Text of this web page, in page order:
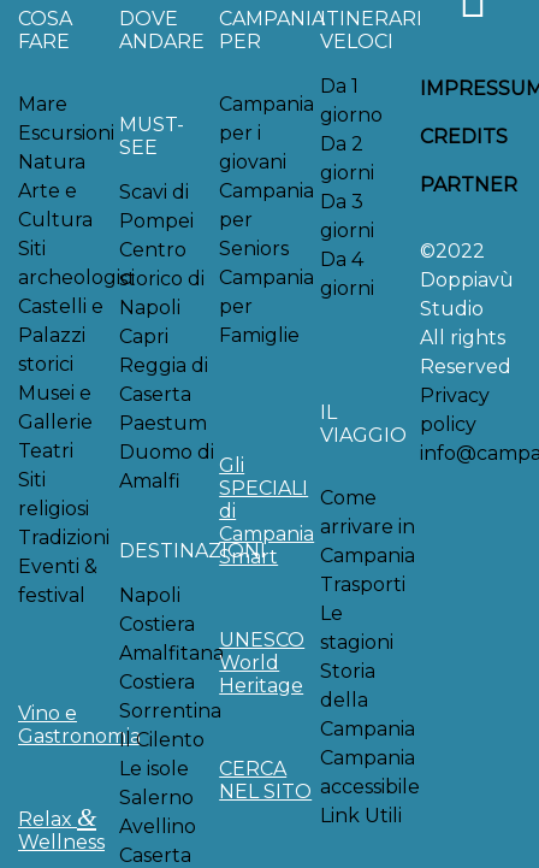
COSA
FARE
Mare
Escursioni
Natura
Arte e
Cultura
Siti
archeologici
Castelli e
Palazzi
storici
Musei e
Gallerie
Teatri
Siti
religiosi
Tradizioni
Eventi &
festival
Vino e
Gastronomia
Relax &
Wellness
DOVE
ANDARE
MUST-
SEE
Scavi di
Pompei
Centro
storico di
Napoli
Capri
Reggia di
Caserta
Paestum
Duomo di
Amalfi
DESTINAZIONI
Napoli
Costiera
Amalfitana
Costiera
Sorrentina
Il Cilento
Le isole
Salerno
Avellino
Caserta
CAMPANIA
PER
Campania
per i
giovani
Campania
per
Seniors
Campania
per
Famiglie
Gli
SPECIALI
di
Campania
Smart
UNESCO
World
Heritage
CERCA
NEL SITO
ITINERARI
VELOCI
Da 1
giorno
Da 2
giorni
Da 3
giorni
Da 4
giorni
IL
VIAGGIO
Come
arrivare in
Campania
Trasporti
Le
stagioni
Storia
della
Campania
Campania
accessibile
Link Utili
CREDITS
PARTNER
©2022
Doppiavù
Studio
All rights
Reserved
Privacy
policy